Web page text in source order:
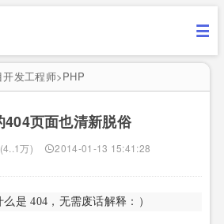
开发工程师>PHP
404页面也清新脱俗
(4..1万) 2014-01-13 15:41:28
是 404，无需废话解释：）